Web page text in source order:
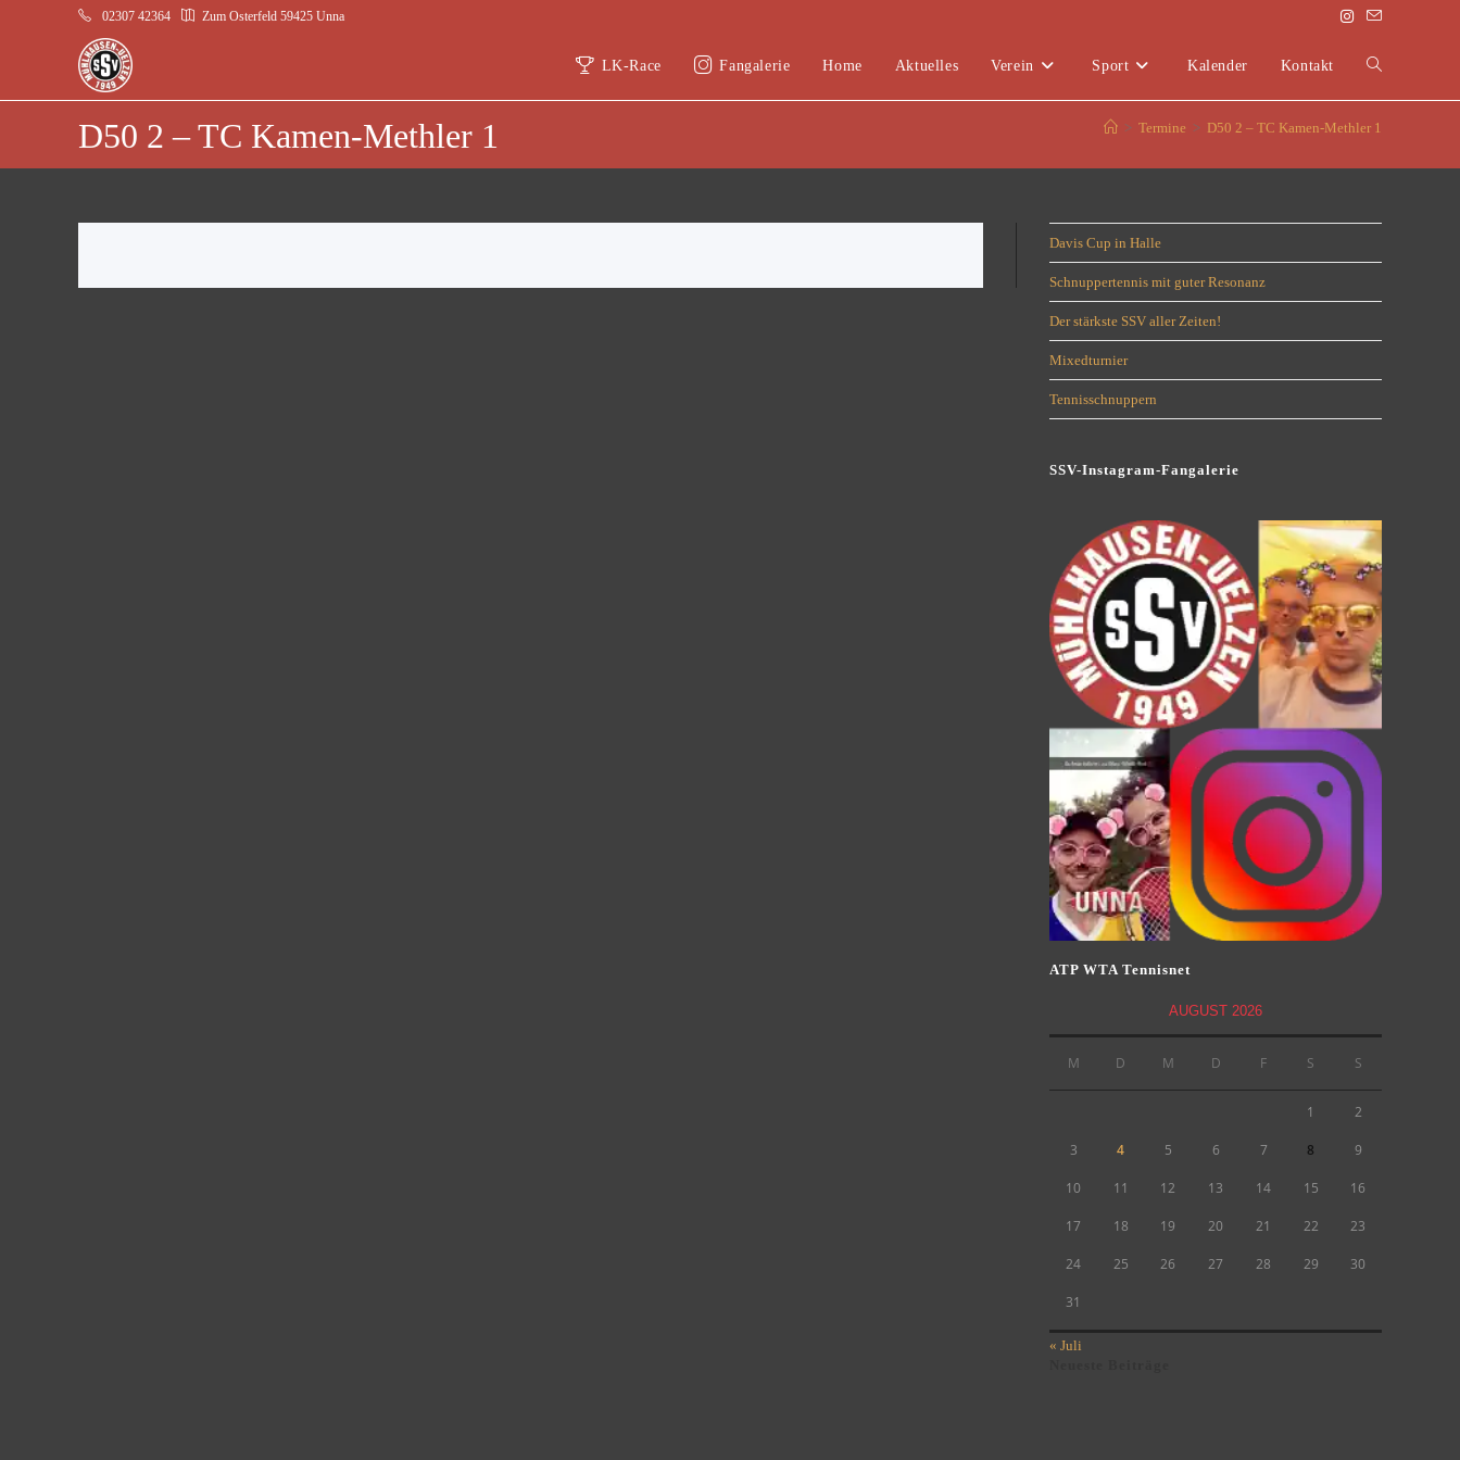
02307 42364 Zum Osterfeld 59425 Unna
LK-Race Fangalerie Home Aktuelles Verein Sport Kalender Kontakt
D50 2 – TC Kamen-Methler 1 > Termine > D50 2 – TC Kamen-Methler 1
Davis Cup in Halle
Schnuppertennis mit guter Resonanz
Der stärkste SSV aller Zeiten!
Mixedturnier
Tennisschnuppern
SSV-Instagram-Fangalerie
ATP WTA Tennisnet
AUGUST 2026
M D M D F S S
1 2
3 4 5 6 7 8 9
10 11 12 13 14 15 16
17 18 19 20 21 22 23
24 25 26 27 28 29 30
31
« Juli